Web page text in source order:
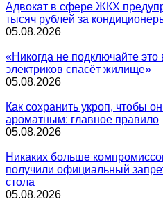
Адвокат в сфере ЖКХ
тысяч рублей за
05.08.2026
«Никогда не подключайте это
электриков спасёт жилище»
05.08.2026
Как сохранить укроп, чтобы
ароматным: главное правило
05.08.2026
Никаких больше
получили официальный
стола
05.08.2026